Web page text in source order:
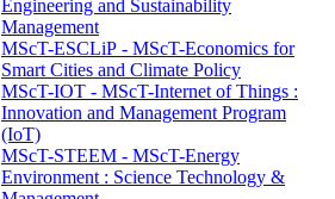
Engineering and Sustainability
Management
MScT-ESCLiP - MScT-Economics for
Smart Cities and Climate Policy
MScT-IOT - MScT-Internet of Things :
Innovation and Management Program
(IoT)
MScT-STEEM - MScT-Energy
Environment : Science Technology &